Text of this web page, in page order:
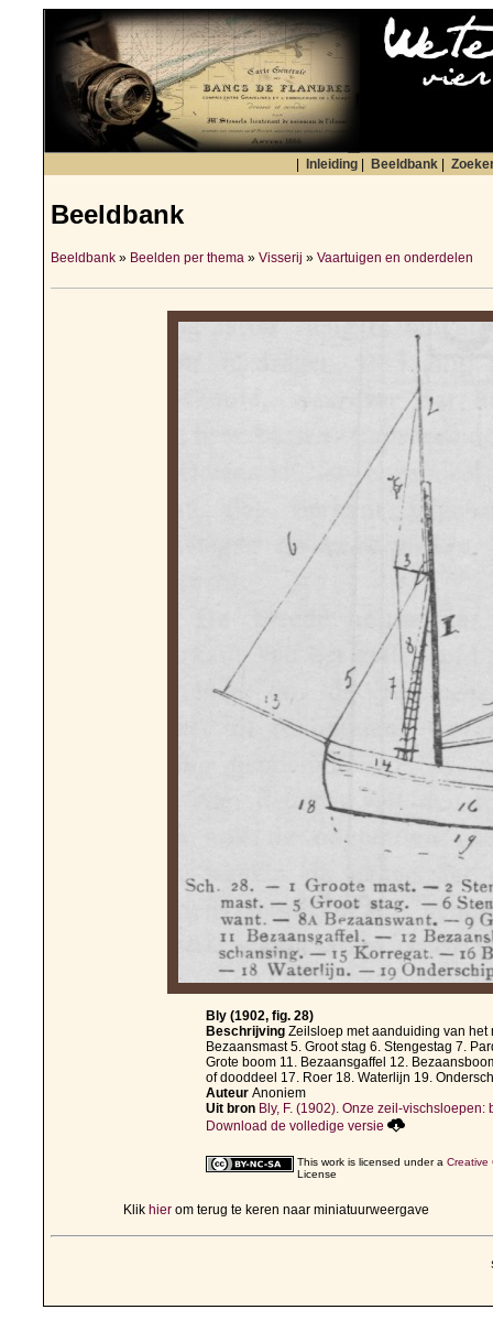
Inleiding Beeldbank
Beeldbank
Beeldbank » Beelden per thema » Visserij » Vaartuigen en onderdelen
Bly (1902, fig. 28)
Beschrijving Zeilsloep met aanduiding van het
Bezaansmast 5. Groot stag 6. Stengestag 7.
Grote boom 11. Bezaansgaffel 12.
of dooddeel 17. Roer 18. Waterlijn 19.
Auteur Anoniem
Uit bron Bly, F. (1902). Onze zeil-vischsloepen:
Download de volledige versie
This work is licensed under a Creative
License
Klik hier om terug te keren naar miniatuurweergave